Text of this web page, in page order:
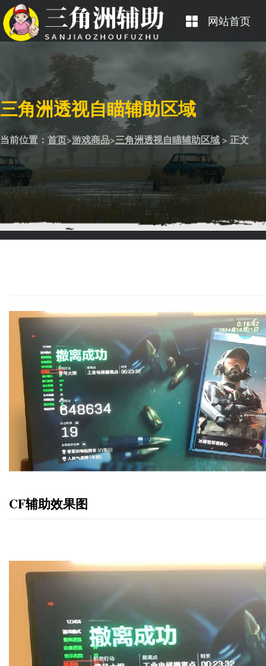
网站首页
三角洲透视自瞄辅助区域
当前位置： 首页>游戏商品>三角洲透视自瞄辅助区域 > 正文
CF辅助效果图